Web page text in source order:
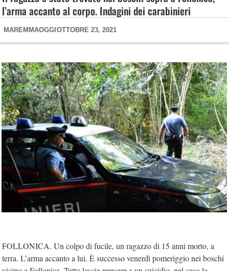
l’arma accanto al corpo. Indagini dei carabinieri
MAREMMAOGGI OTTOBRE 23, 2021
FOLLONICA. Un colpo di fucile, un ragazzo di 15 anni morto, a
terra. L’arma accanto a lui. È successo venerdì pomeriggio nei boschi